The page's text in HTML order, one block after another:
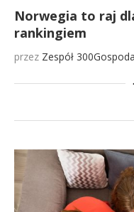
Norwegia to raj
rankingiem
przez Zespół